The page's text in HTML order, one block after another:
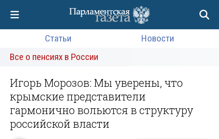
Статьи
Новости
Все о пенсиях в России
Игорь Морозов: Мы уверены, что
крымские представители
гармонично вольются в структуру
российской власти